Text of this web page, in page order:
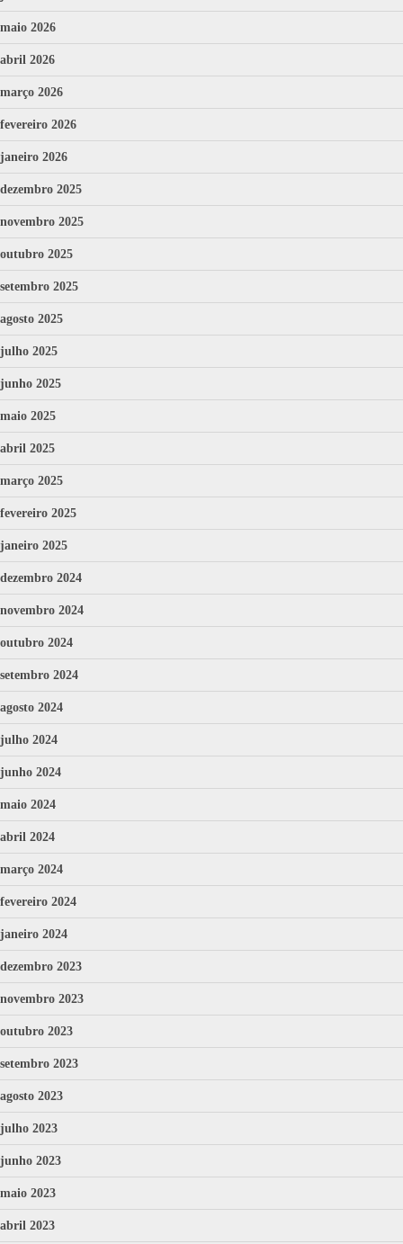
maio 2026
abril 2026
março 2026
fevereiro 2026
janeiro 2026
dezembro 2025
novembro 2025
outubro 2025
setembro 2025
agosto 2025
julho 2025
junho 2025
maio 2025
abril 2025
março 2025
fevereiro 2025
janeiro 2025
dezembro 2024
novembro 2024
outubro 2024
setembro 2024
agosto 2024
julho 2024
junho 2024
maio 2024
abril 2024
março 2024
fevereiro 2024
janeiro 2024
dezembro 2023
novembro 2023
outubro 2023
setembro 2023
agosto 2023
julho 2023
junho 2023
maio 2023
abril 2023